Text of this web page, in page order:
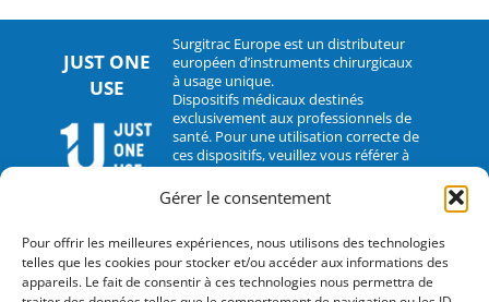
Gérer le consentement
Pour offrir les meilleures expériences, nous utilisons des technologies
telles que les cookies pour stocker et/ou accéder aux informations des
appareils. Le fait de consentir à ces technologies nous permettra de
JUST ONE
USE
Surgitrac Europe est un distributeur
européen d’instruments chirurgicaux
à usage unique.
Dispositifs médicaux destinés
exclusivement aux professionnels de
santé. Pour une utilisation correcte de
ces dispositifs, veuillez vous référer à
leur notice d’utilisation.
CONTACT
2 rue Hélène Boucher – 35235 Thorigné-Fouillard